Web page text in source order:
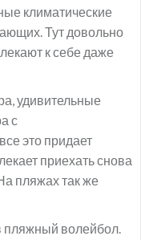
климатические
Тут довольно
к себе даже
удивительные
с
это придает
приехать снова
пляжах так же
пляжный волейбол.